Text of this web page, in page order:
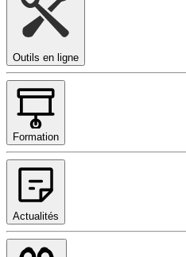
Outils en ligne
Formation
Actualités